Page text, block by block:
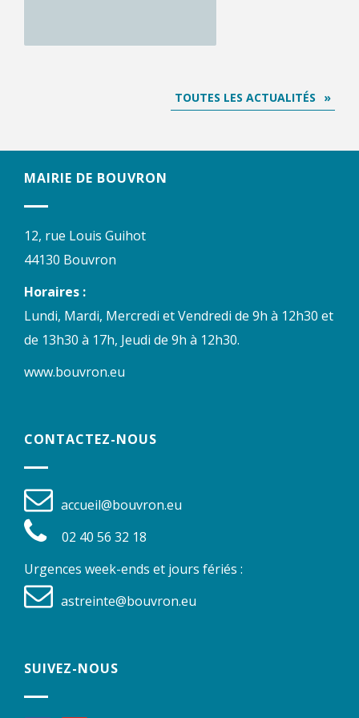
TOUTES LES ACTUALITÉS
MAIRIE DE BOUVRON
12, rue Louis Guihot
44130 Bouvron
Horaires :
Lundi, Mardi, Mercredi et Vendredi de 9h à 12h30 et
de 13h30 à 17h, Jeudi de 9h à 12h30.
www.bouvron.eu
CONTACTEZ-NOUS
accueil@bouvron.eu
02 40 56 32 18
Urgences week-ends et jours fériés :
astreinte@bouvron.eu
SUIVEZ-NOUS